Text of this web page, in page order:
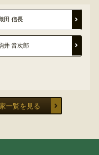
田 信長
井 音次郎
一覧を見る